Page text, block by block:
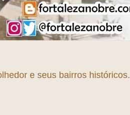
e seus bairros históricos.